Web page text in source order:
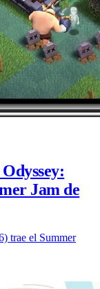
Jam de
trae el Summer